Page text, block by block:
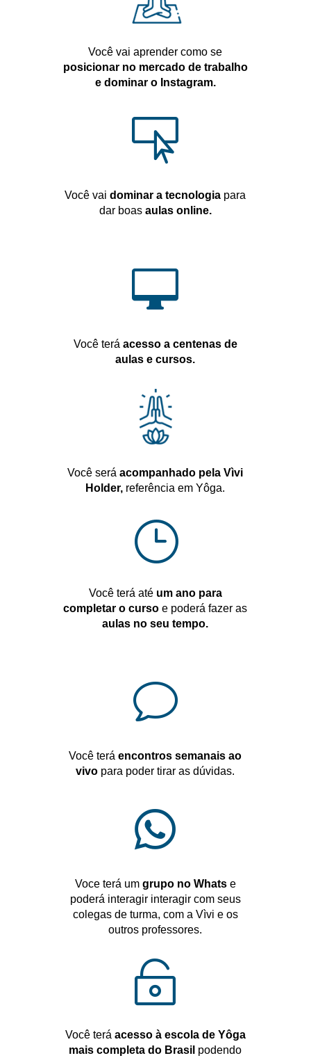
Você vai aprender como se
posicionar no mercado de trabalho
e dominar o Instagram.

Você vaidominar a tecnologia para
dar boas aulas online.

Você terá acesso a centenas de
aulas e cursos.
Você seráacompanhado pela Vìvi
Holder, referência em Yôga.
}
Você terá até um ano para
completar o curso e poderá fazer as
aulas no seu tempo.
v
Você teráencontros semanais ao
vivo para poder tirar as dúvidas.

Voce terá um grupo no Whatse
poderá interagir interagir com seus
colegas de turma, com a Vìvi e os
outros professores.

Você terá acesso à escola de Yôga
mais completa do Brasil podendo